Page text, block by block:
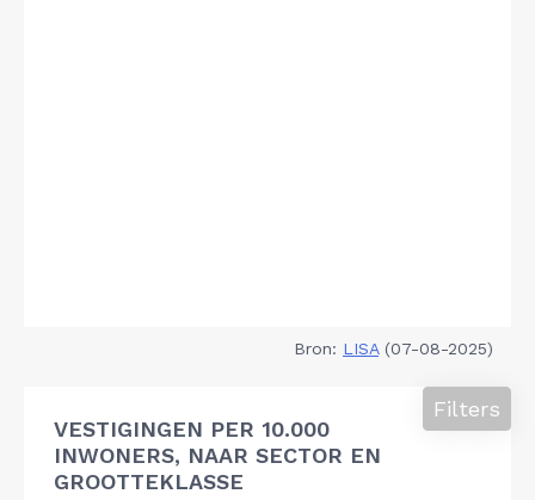
Bron: LISA(07-08-2025)
VESTIGINGEN PER 10.000
INWONERS, NAAR SECTOR EN
GROOTTEKLASSE
Filters